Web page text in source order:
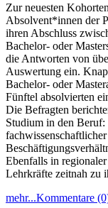
Zur neuesten
Absolvent*innen der
ihren Abschluss
Bachelor- oder
die Antworten von
Auswertung ein.
Bachelor- oder
Fünftel absolvierten
Die Befragten
Studium in den
Ebenfalls in
Lehrkräfte zeitnah zu
mehr...Kommentare